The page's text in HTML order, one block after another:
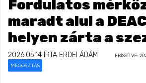
Fordulatos
maradt alul a
helyen zárta a
2026.05.14 ÍRTA ERDEI ÁDÁM FRISSÍTVE:
MEGOSZTÁS